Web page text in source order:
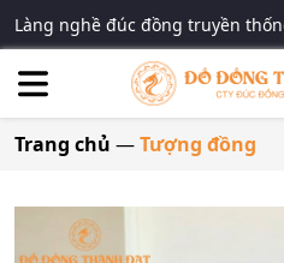
Làng nghề đúc đồng truyền
Trang chủ —Tượng đồng